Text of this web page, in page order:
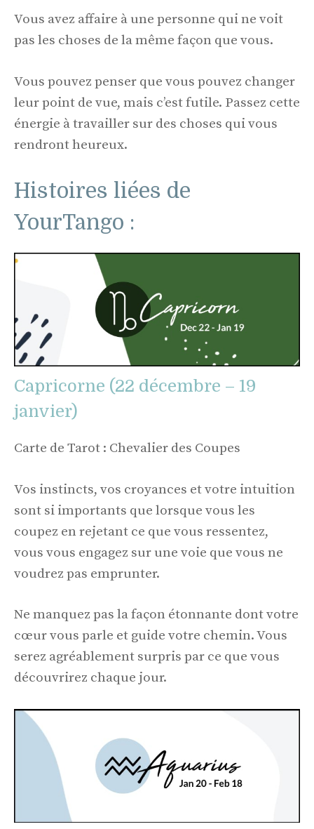
Vous avez affaire à une personne qui ne voit
pas les choses de la même façon que vous.
Vous pouvez penser que vous pouvez changer
leur point de vue, mais c’est futile. Passez cette
énergie à travailler sur des choses qui vous
rendront heureux.
Histoires liées de
YourTango :
Capricorne (22 décembre – 19
janvier)
Carte de Tarot : Chevalier des Coupes
Vos instincts, vos croyances et votre intuition
sont si importants que lorsque vous les
coupez en rejetant ce que vous ressentez,
vous vous engagez sur une voie que vous ne
voudrez pas emprunter.
Ne manquez pas la façon étonnante dont votre
cœur vous parle et guide votre chemin. Vous
serez agréablement surpris par ce que vous
découvrirez chaque jour.